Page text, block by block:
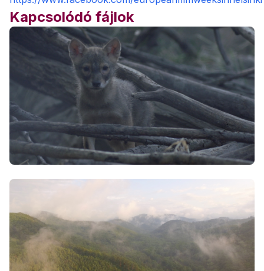
Kapcsolódó fájlok